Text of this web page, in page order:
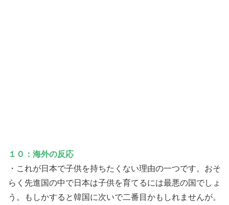
１０：海外の反応
・これが日本で子供を持ちたくない理由の一つです。おそ
らく先進国の中で日本は子供を育てるには最悪の国でしょ
う。もしかすると韓国に次いで二番目かもしれませんが。